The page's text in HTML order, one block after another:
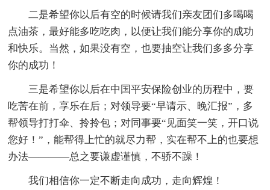
二是希望你以后有空的时候请我们亲友团们多喝喝
点油茶，最好能多吃吃肉，以便让我们能分享你的成功
和快乐。当然，如果没有空，也要抽空让我们多多分享
你的成功！
三是希望你以后在中国平安保险创业的历程中，要
吃苦在前，享乐在后；对领导要“早请示、晚汇报”，多
帮领导打打伞、拎拎包；对同事要“见面笑一笑，开口说
您好！”，能帮得上忙的就尽力帮，实在帮不上的也要想
办法————总之要谦虚谨慎，不骄不躁！
我们相信你一定不断走向成功，走向辉煌！